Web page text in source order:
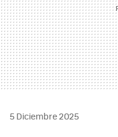
5 Diciembre 2025